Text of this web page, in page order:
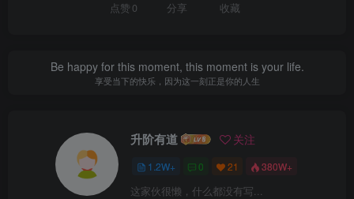
点赞 0 分享 收藏
Be happy for this moment, this moment is your life.
享受当下的快乐，因为这一刻正是你的人生
升阶有道 关注
1.2W+ 0 21 380W+
这家伙很懒，什么都没有写...